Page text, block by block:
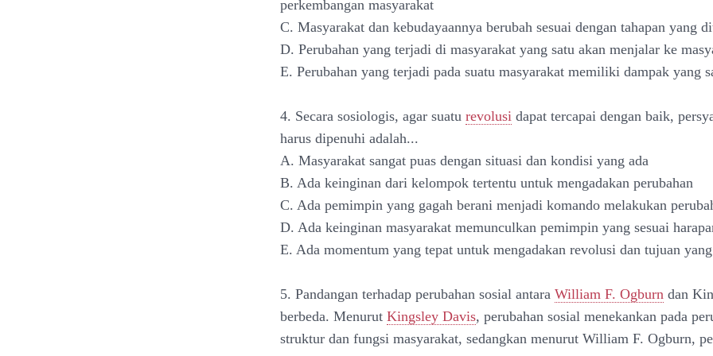
perkembangan masyarakat
C. Masyarakat dan kebudayaannya berubah sesuai dengan tahapan yang
D. Perubahan yang terjadi di masyarakat yang satu akan menjalar ke
E. Perubahan yang terjadi pada suatu masyarakat memiliki dampak yang
4. Secara sosiologis, agar suatu revolusi dapat tercapai dengan baik,
harus dipenuhi adalah...
A. Masyarakat sangat puas dengan situasi dan kondisi yang ada
B. Ada keinginan dari kelompok tertentu untuk mengadakan perubahan
C. Ada pemimpin yang gagah berani menjadi komando melakukan
D. Ada keinginan masyarakat memunculkan pemimpin yang sesuai
E. Ada momentum yang tepat untuk mengadakan revolusi dan tujuan
5. Pandangan terhadap perubahan sosial antara William F. Ogburn dan
berbeda. Menurut Kingsley Davis, perubahan sosial menekankan pada
struktur dan fungsi masyarakat, sedangkan menurut William F. Ogburn,